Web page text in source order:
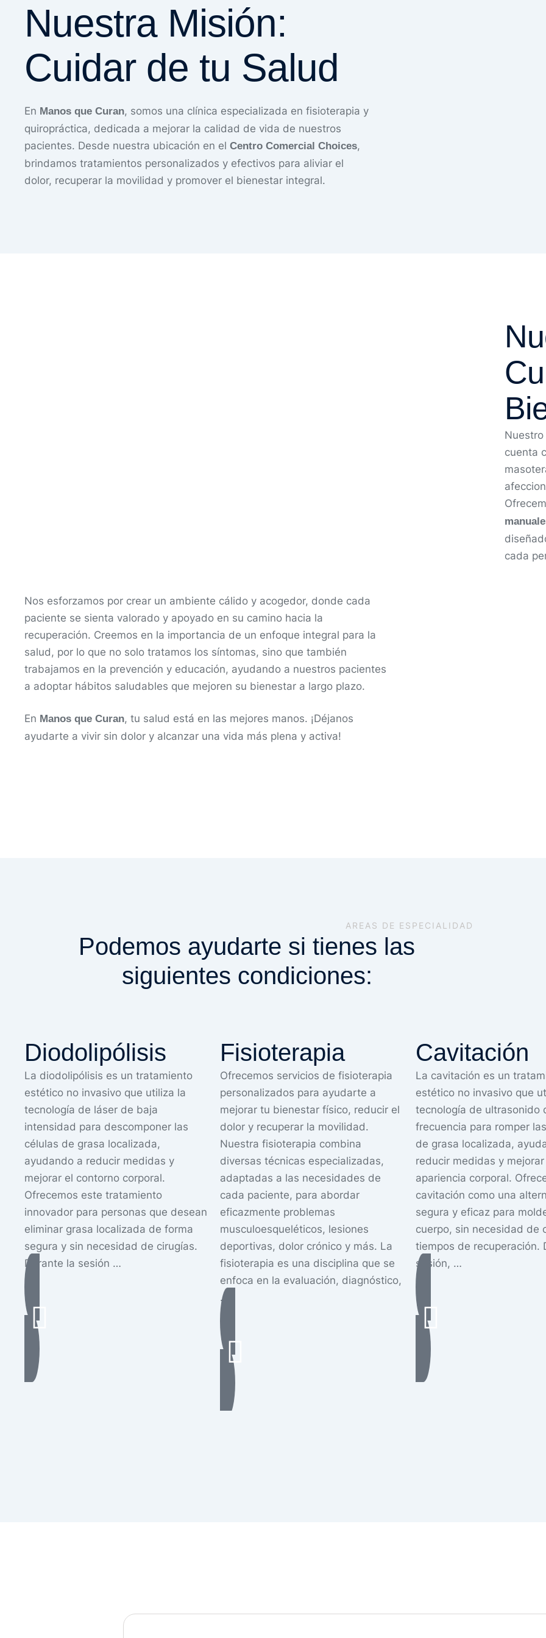
Nuestra Misión:
Cuidar de tu Salud
En Manos que Curan, somos una clínica especializada en fisioterapia y
quiropráctica, dedicada a mejorar la calidad de vida de nuestros
pacientes. Desde nuestra ubicación en el Centro Comercial Choices,
brindamos tratamientos personalizados y efectivos para aliviar el
dolor, recuperar la movilidad y promover el bienestar integral.
cuenta
cada
Nos esforzamos por crear un ambiente cálido y acogedor, donde cada
paciente se sienta valorado y apoyado en su camino hacia la
recuperación. Creemos en la importancia de un enfoque integral para la
salud, por lo que no solo tratamos los síntomas, sino que también
trabajamos en la prevención y educación, ayudando a nuestros pacientes
a adoptar hábitos saludables que mejoren su bienestar a largo plazo.
En Manos que Curan, tu salud está en las mejores manos. ¡Déjanos
ayudarte a vivir sin dolor y alcanzar una vida más plena y activa!
AREAS DE ESPECIALIDAD
Podemos ayudarte si tienes las
siguientes condiciones:
Diodolipólisis
La diodolipólisis es un tratamiento
estético no invasivo que utiliza la
tecnología de láser de baja
intensidad para descomponer las
células de grasa localizada,
ayudando a reducir medidas y
mejorar el contorno corporal.
Ofrecemos este tratamiento
innovador para personas que desean
eliminar grasa localizada de forma
segura y sin necesidad de cirugías.
Durante la sesión …
Fisioterapia
Ofrecemos servicios de fisioterapia
personalizados para ayudarte a
mejorar tu bienestar físico, reducir el
dolor y recuperar la movilidad.
Nuestra fisioterapia combina
diversas técnicas especializadas,
adaptadas a las necesidades de
cada paciente, para abordar
eficazmente problemas
musculoesqueléticos, lesiones
deportivas, dolor crónico y más. La
fisioterapia es una disciplina que se
enfoca en la evaluación, diagnóstico,
…
Cavitación
La cavitación es un
estético no invasivo que
tecnología de ultrasonido
frecuencia para romper
de grasa localizada,
reducir medidas y mejorar
apariencia corporal.
cavitación como una
segura y eficaz para
cuerpo, sin necesidad de
tiempos de recuperación.
sesión, …